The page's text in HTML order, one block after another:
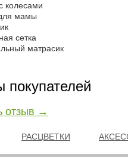
колесами
мамы
сетка
матрасик
покупателей
отзыв →
РАСЦВЕТКИ